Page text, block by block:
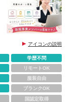
アイコンの説明
学歴不問
リモートOK
服装自由
ブランクOK
国認定取得